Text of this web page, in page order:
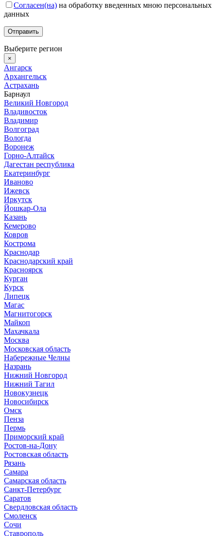
Согласен(на) на обработку введенных мною персональных
данных
Выберите регион
×
Ангарск
Архангельск
Астрахань
Барнаул
Великий Новгород
Владивосток
Владимир
Волгоград
Вологда
Воронеж
Горно-Алтайск
Дагестан республика
Екатеринбург
Иваново
Ижевск
Иркутск
Йошкар-Ола
Казань
Кемерово
Ковров
Кострома
Краснодар
Краснодарский край
Красноярск
Курган
Курск
Липецк
Магас
Магнитогорск
Майкоп
Махачкала
Москва
Московская область
Набережные Челны
Назрань
Нижний Новгород
Нижний Тагил
Новокузнецк
Новосибирск
Омск
Пенза
Пермь
Приморский край
Ростов-на-Дону
Ростовская область
Рязань
Самара
Самарская область
Санкт-Петербург
Саратов
Свердловская область
Смоленск
Сочи
Ставрополь